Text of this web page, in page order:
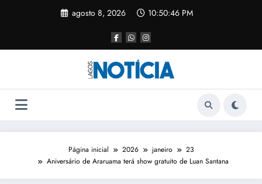
agosto 8, 2026 10:50:47 PM
Página inicial 2026 janeiro
23
Aniversário de Araruama terá show gratuito de Luan Santana